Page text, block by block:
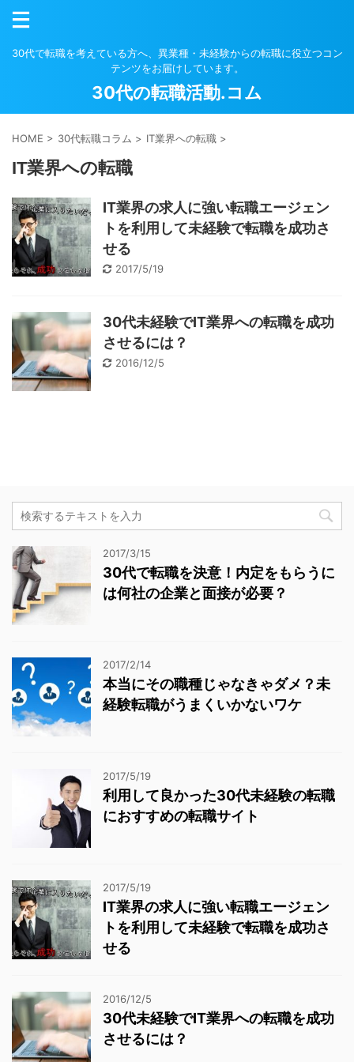
30代で転職を考えている方へ、異業種・未経験からの転職に役立つコン
テンツをお届けしています。
30代の転職活動.コム
HOME > 30代転職コラム > IT業界への転職 >
IT業界への転職
IT業界の求人に強い転職エージェン
トを利用して未経験で転職を成功さ
せる
2017/5/19
30代未経験でIT業界への転職を成功
させるには？
2016/12/5
2017/3/15
30代で転職を決意！内定をもらうに
は何社の企業と面接が必要？
2017/2/14
本当にその職種じゃなきゃダメ？未
経験転職がうまくいかないワケ
2017/5/19
利用して良かった30代未経験の転職
におすすめの転職サイト
2017/5/19
IT業界の求人に強い転職エージェン
トを利用して未経験で転職を成功さ
せる
2016/12/5
30代未経験でIT業界への転職を成功
させるには？